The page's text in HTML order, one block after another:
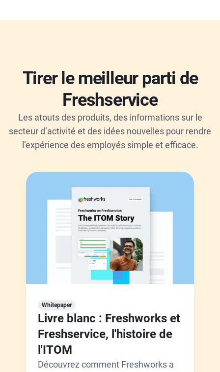
Tirer le meilleur parti de
Freshservice
Les atouts des produits, des informations sur le
secteur d’activité et des idées nouvelles pour rendre
l’expérience des employés simple et efficace.
Whitepaper
Livre blanc : Freshworks et
Freshservice, l'histoire de
l'ITOM
Découvrez comment Freshworks a